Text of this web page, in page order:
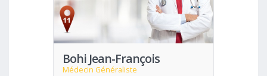
Bohi Jean-François
Médecin Généraliste
Voir